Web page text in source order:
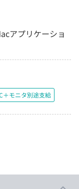
アプリケーショ
＋モニタ別途支給